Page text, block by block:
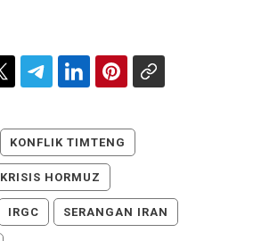
KONFLIK TIMTENG
KRISIS HORMUZ
IRGC SERANGAN IRAN